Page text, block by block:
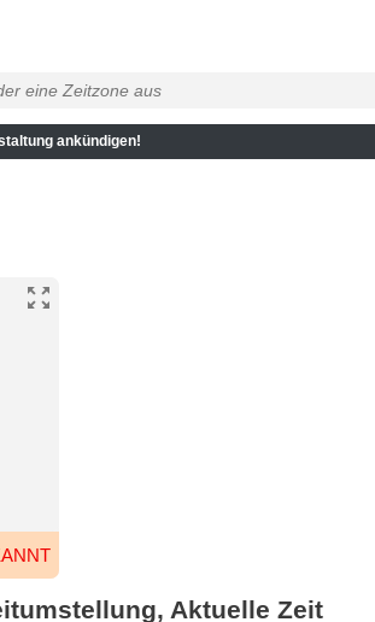
ankündigen!
Aktuelle Zeit